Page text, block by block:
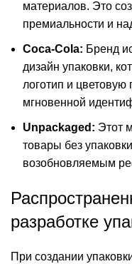
материалов. Это
премиальности и
Coca-Cola: Бренд
дизайн упаковки,
логотип и цветовую
мгновенной
Unpackaged: Этот
товары без
возобновляемым
разработке
При создании